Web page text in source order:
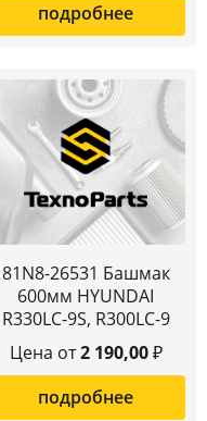
подробнее
81N8-26531 Башмак
600мм HYUNDAI
R330LC-9S, R300LC-9
Цена от2 190,00₽
подробнее